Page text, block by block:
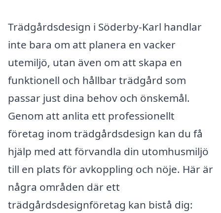
Trädgårdsdesign i Söderby-Karl handlar
inte bara om att planera en vacker
utemiljö, utan även om att skapa en
funktionell och hållbar trädgård som
passar just dina behov och önskemål.
Genom att anlita ett professionellt
företag inom trädgårdsdesign kan du få
hjälp med att förvandla din utomhusmiljö
till en plats för avkoppling och nöje. Här är
några områden där ett
trädgårdsdesignföretag kan bistå dig: